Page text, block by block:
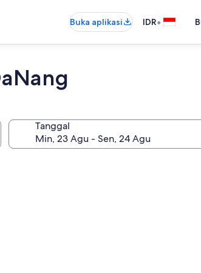
Buka aplikasi IDR•
Tanggal